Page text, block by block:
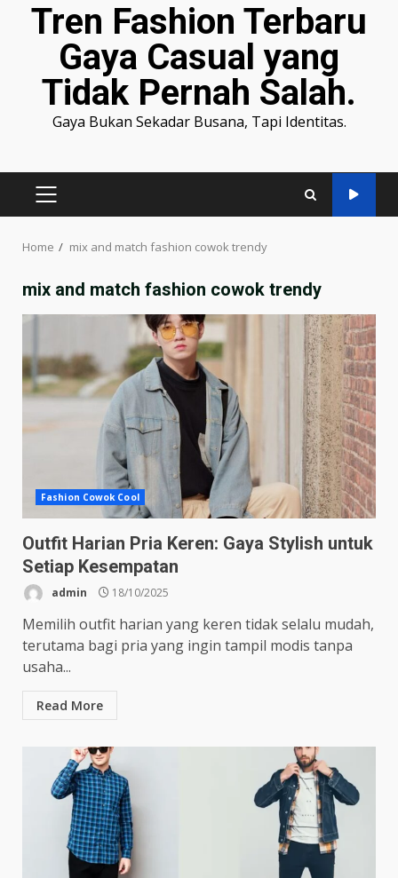
Tren Fashion Terbaru
Gaya Casual yang
Tidak Pernah Salah.
Gaya Bukan Sekadar Busana, Tapi Identitas.
PRIMARY
Home mix and match fashion cowok trendy
mix and match fashion cowok trendy
Fashion Cowok Cool
Outfit Harian Pria Keren: Gaya Stylish untuk
Setiap Kesempatan
admin 18/10/2025
Memilih outfit harian yang keren tidak selalu mudah,
terutama bagi pria yang ingin tampil modis tanpa
usaha...
Read More